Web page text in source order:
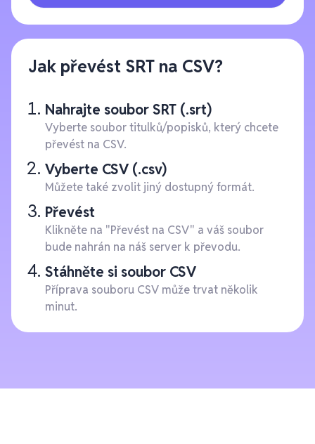
Jak převést SRT na CSV?
Nahrajte soubor SRT (.srt)
Vyberte soubor titulků/popisků, který chcete
převést na CSV.
Vyberte CSV (.csv)
Můžete také zvolit jiný dostupný formát.
Převést
Klikněte na "Převést na CSV" a váš soubor
bude nahrán na náš server k převodu.
Stáhněte si soubor CSV
Příprava souboru CSV může trvat několik
minut.